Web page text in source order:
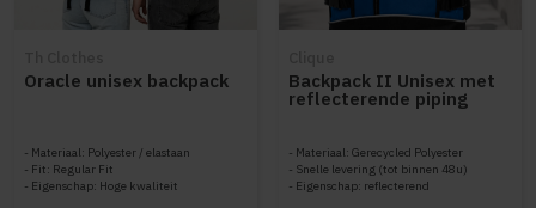
Oracle unisex backpack
Materiaal: Polyester / elastaan
Fit: Regular Fit
Eigenschap: Hoge kwaliteit
Backpack II Unisex met
reflecterende piping
Materiaal: Gerecycled Polyester
Snelle levering (tot binnen 48u)
Eigenschap: reflecterend